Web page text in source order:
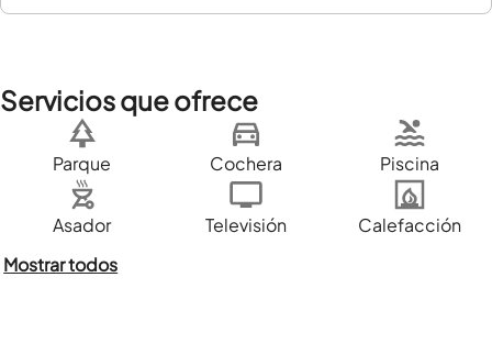
Servicios que ofrece
Parque Cochera Piscina
Asador Televisión
Calefacción
Mostrar todos